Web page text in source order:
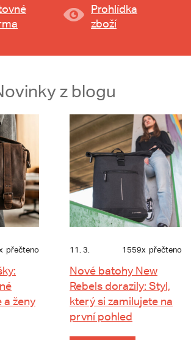
Prohlídka
zboží
z blogu
přečteno
a ženy
11. 3. 1559x přečteno
Nové batohy New
Rebels dorazily: Styl,
který si zamilujete na
první pohled